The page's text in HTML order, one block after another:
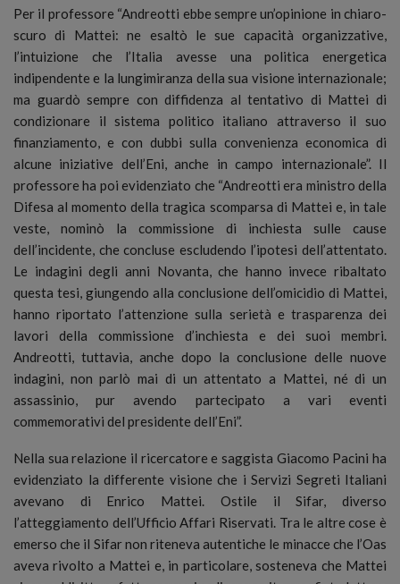
Per il professore “Andreotti ebbe sempre un’opinione in chiaro-
scuro di Mattei: ne esaltò le sue capacità organizzative,
l’intuizione che l’Italia avesse una politica energetica
indipendente e la lungimiranza della sua visione internazionale;
ma guardò sempre con diffidenza al tentativo di Mattei di
condizionare il sistema politico italiano attraverso il suo
finanziamento, e con dubbi sulla convenienza economica di
alcune iniziative dell’Eni, anche in campo internazionale”. Il
professore ha poi evidenziato che “Andreotti era ministro della
Difesa al momento della tragica scomparsa di Mattei e, in tale
veste, nominò la commissione di inchiesta sulle cause
dell’incidente, che concluse escludendo l’ipotesi dell’attentato.
Le indagini degli anni Novanta, che hanno invece ribaltato
questa tesi, giungendo alla conclusione dell’omicidio di Mattei,
hanno riportato l’attenzione sulla serietà e trasparenza dei
lavori della commissione d’inchiesta e dei suoi membri.
Andreotti, tuttavia, anche dopo la conclusione delle nuove
indagini, non parlò mai di un attentato a Mattei, né di un
assassinio, pur avendo partecipato a vari eventi
commemorativi del presidente dell’Eni”.
Nella sua relazione il ricercatore e saggista Giacomo Pacini ha
evidenziato la differente visione che i Servizi Segreti Italiani
avevano di Enrico Mattei. Ostile il Sifar, diverso
l’atteggiamento dell’Ufficio Affari Riservati. Tra le altre cose è
emerso che il Sifar non riteneva autentiche le minacce che l’Oas
aveva rivolto a Mattei e, in particolare, sosteneva che Mattei